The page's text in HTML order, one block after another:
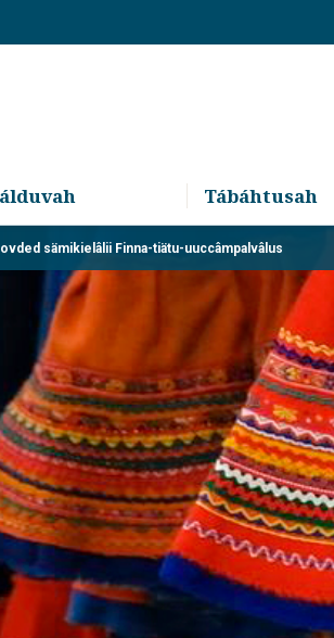
Tábáhtusah
sämikielâlii Finna-tiätu-uuccâmpalvâlus